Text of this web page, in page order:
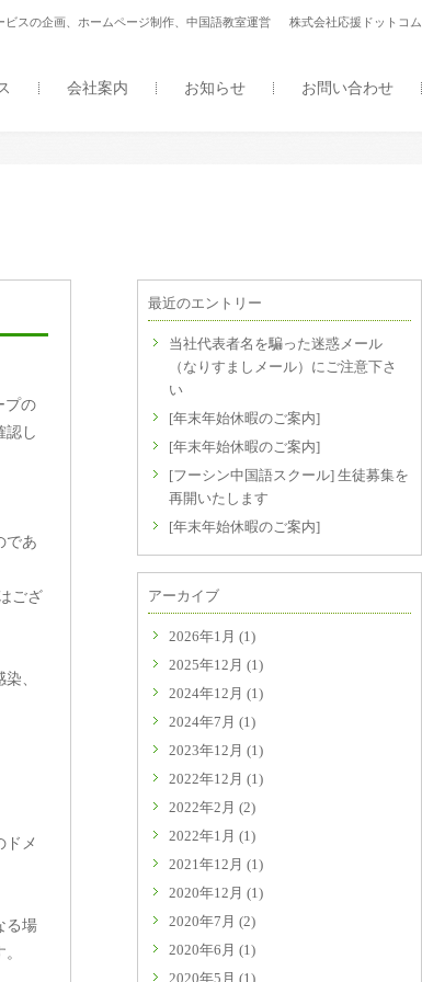
ビスの企画、ホームページ制作、中国語教室運営 株式会社応援ドットコム
会社案内 お知らせ お問い合わせ
プの
認し
であ
ござ
、
ドメ
る場
最近のエントリー
当社代表者名を騙った迷惑メール
（なりすましメール）にご注意下さ
い
[年末年始休暇のご案内]
[年末年始休暇のご案内]
[フーシン中国語スクール] 生徒募集を
再開いたします
[年末年始休暇のご案内]
アーカイブ
2026年1月 (1)
2025年12月 (1)
2024年12月 (1)
2024年7月 (1)
2023年12月 (1)
2022年12月 (1)
2022年2月 (2)
2022年1月 (1)
2021年12月 (1)
2020年12月 (1)
2020年7月 (2)
2020年6月 (1)
2020年5月 (1)